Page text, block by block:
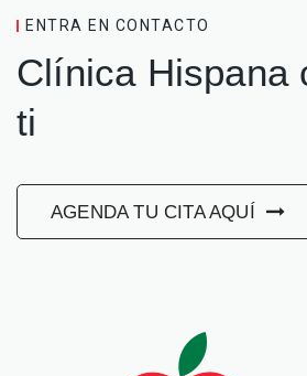
ENTRA EN CONTACTO
Clínica Hispana
ti
AGENDA TU CITA AQUÍ